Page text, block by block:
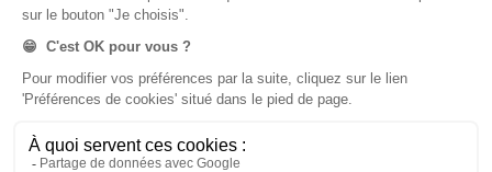
Réserver une session
Code gratuit
Code bateau
Séries d’entraînement